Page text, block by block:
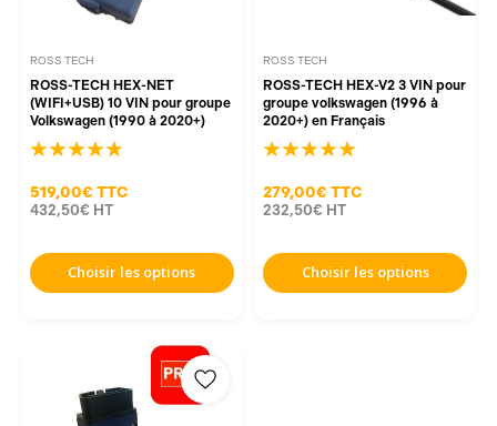
ROSS TECH
ROSS-TECH HEX-NET
(WIFI+USB) 10 VIN pour groupe
Volkswagen (1990 à 2020+)
519,00€ TTC
432,50€ HT
Choisir les options
ROSS TECH
ROSS-TECH HEX-V2 3 VIN pour
groupe volkswagen (1996 à
2020+) en Français
279,00€ TTC
232,50€ HT
Choisir les options